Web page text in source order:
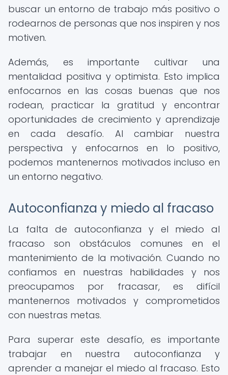
buscar un entorno de trabajo más positivo o
rodearnos de personas que nos inspiren y nos
motiven.
Además, es importante cultivar una
mentalidad positiva y optimista. Esto implica
enfocarnos en las cosas buenas que nos
rodean, practicar la gratitud y encontrar
oportunidades de crecimiento y aprendizaje
en cada desafío. Al cambiar nuestra
perspectiva y enfocarnos en lo positivo,
podemos mantenernos motivados incluso en
un entorno negativo.
Autoconfianza y miedo al fracaso
La falta de autoconfianza y el miedo al
fracaso son obstáculos comunes en el
mantenimiento de la motivación. Cuando no
confiamos en nuestras habilidades y nos
preocupamos por fracasar, es difícil
mantenernos motivados y comprometidos
con nuestras metas.
Para superar este desafío, es importante
trabajar en nuestra autoconfianza y
aprender a manejar el miedo al fracaso. Esto